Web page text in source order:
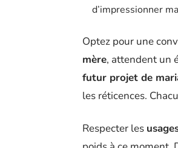
d’impressionner
Optez pour une
mère, attendent un
futur projet de
les réticences.
Respecter les